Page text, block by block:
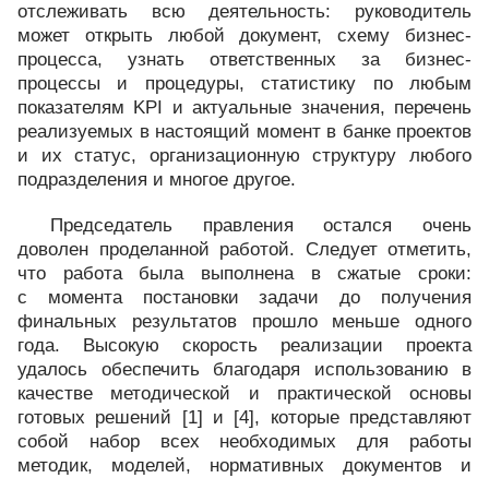
отслеживать всю деятельность: руководитель
может открыть любой документ, схему бизнес-
процесса, узнать ответственных за бизнес-
процессы и процедуры, статистику по любым
показателям KPI и актуальные значения, перечень
реализуемых в настоящий момент в банке проектов
и их статус, организационную структуру любого
подразделения и многое другое.
Председатель правления остался очень
доволен проделанной работой. Следует отметить,
что работа была выполнена в сжатые сроки:
с момента постановки задачи до получения
финальных результатов прошло меньше одного
года. Высокую скорость реализации проекта
удалось обеспечить благодаря использованию в
качестве методической и практической основы
готовых решений [1] и [4], которые представляют
собой набор всех необходимых для работы
методик, моделей, нормативных документов и